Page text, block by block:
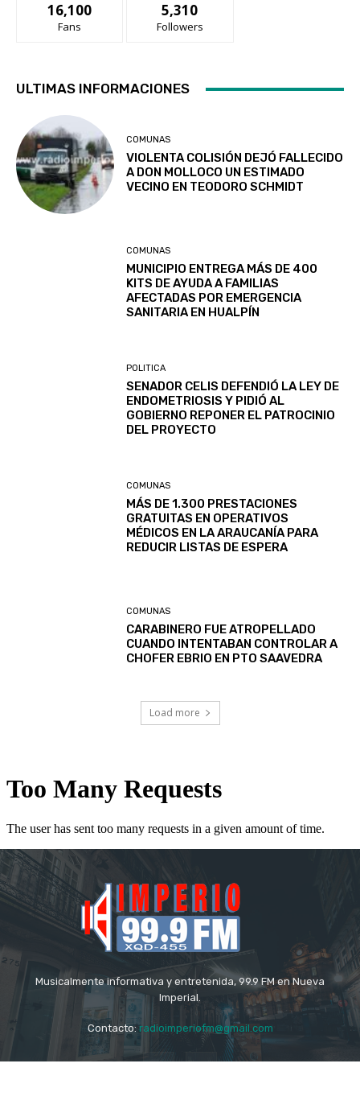
16,100
Fans
5,310
Followers
ULTIMAS INFORMACIONES
COMUNAS
VIOLENTA COLISIÓN DEJÓ FALLECIDO
A DON MOLLOCO UN ESTIMADO
VECINO EN TEODORO SCHMIDT
COMUNAS
MUNICIPIO ENTREGA MÁS DE 400
KITS DE AYUDA A FAMILIAS
AFECTADAS POR EMERGENCIA
SANITARIA EN HUALPÍN
POLITICA
SENADOR CELIS DEFENDIÓ LA LEY DE
ENDOMETRIOSIS Y PIDIÓ AL
GOBIERNO REPONER EL PATROCINIO
DEL PROYECTO
COMUNAS
MÁS DE 1.300 PRESTACIONES
GRATUITAS EN OPERATIVOS
MÉDICOS EN LA ARAUCANÍA PARA
REDUCIR LISTAS DE ESPERA
COMUNAS
CARABINERO FUE ATROPELLADO
CUANDO INTENTABAN CONTROLAR A
CHOFER EBRIO EN PTO SAAVEDRA
Load more
Musicalmente informativa y entretenida, 99.9 FM en Nueva
Imperial.
Contacto:radioimperiofm@gmail.com